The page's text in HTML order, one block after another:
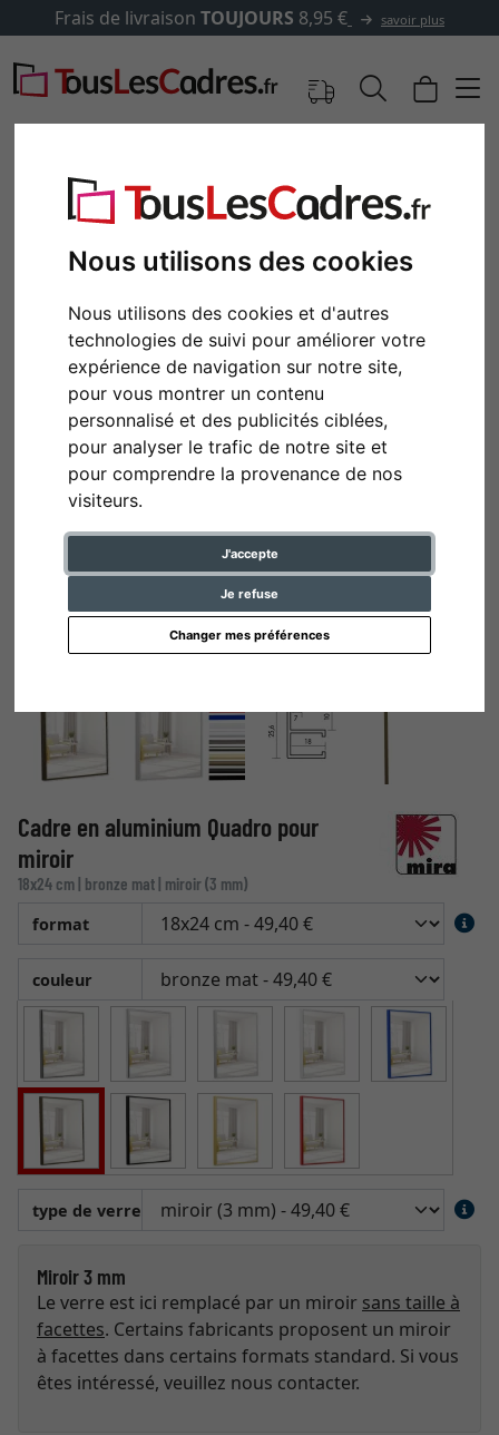
Nous utilisons des cookies
Nous utilisons des cookies et d'autres
technologies de suivi pour améliorer votre
expérience de navigation sur notre site,
pour vous montrer un contenu
personnalisé et des publicités ciblées,
pour analyser le trafic de notre site et
pour comprendre la provenance de nos
visiteurs.
J'accepte
Je refuse
Changer mes préférences
Frais de livraison TOUJOURS 8,95 € savoir plus
Retour
Cadre en aluminium Quadro pour
miroir
18x24 cm | bronze mat | miroir (3 mm)
format
couleur
type de verre
Miroir 3 mm
Le verre est ici remplacé par un miroir sans taille à
facettes. Certains fabricants proposent un miroir
à facettes dans certains formats standard. Si vous
êtes intéressé, veuillez nous contacter.